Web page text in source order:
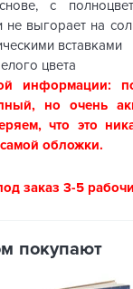
с
не выгорает на
вставками
цвета
информации:
но очень
что это
самой обложки.
заказ 3-5
покупают